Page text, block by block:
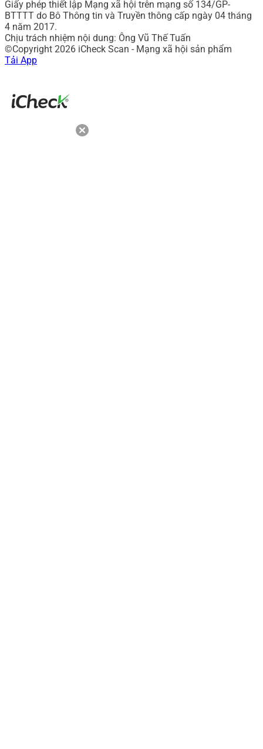
Giấy phép thiết lập Mạng xã hội trên mạng số 134/GP-
BTTTT do Bô Thông tin và Truyền thông cấp ngày 04 tháng
4 năm 2017.
Chịu trách nhiệm nội dung: Ông Vũ Thế Tuấn
©Copyright 2026 iCheck Scan - Mạng xã hội sản phẩm
Tải App